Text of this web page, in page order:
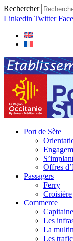
Rechercher
Linkedin Twitter
Port de Sète
Offres
Passagers
Ferry
Croisière
Commerce
Les
La
Les